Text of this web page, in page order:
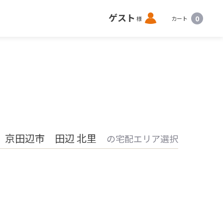
ゲスト 様 ロ
グ
カート 0
田辺市 田辺 北里 の宅配エリア選択